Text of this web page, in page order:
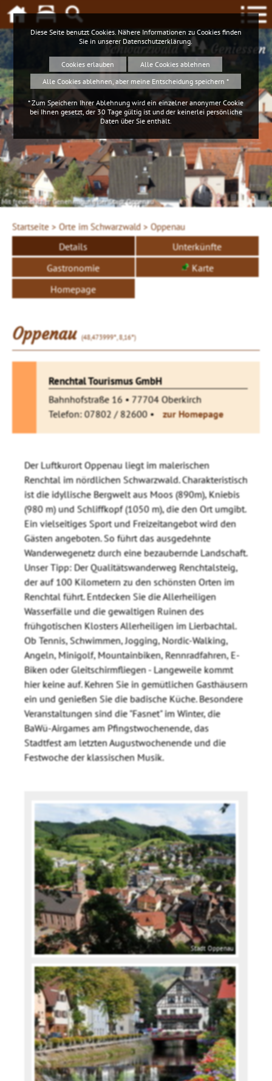
Schwarzwald Geniessen
Mit freundlicher Genehmigung der Stadt Oppenau
Startseite > Orte im Schwarzwald > Oppenau
Details
Unterkünfte
Gastronomie
Karte
Homepage
Oppenau(48,473999°, 8,16°)
Renchtal Tourismus GmbH
Bahnhofstraße 16 • 77704 Oberkirch
Telefon: 07802 / 82600 •
zur Homepage
Der Luftkurort Oppenau liegt im malerischen
Renchtal im nördlichen Schwarzwald. Charakteristisch
ist die idyllische Bergwelt aus Moos (890m), Kniebis
(980 m) und Schliffkopf (1050 m), die den Ort umgibt.
Ein vielseitiges Sport und Freizeitangebot wird den
Gästen angeboten. So führt das ausgedehnte
Wanderwegenetz durch eine bezaubernde Landschaft.
Unser Tipp: Der Qualitätswanderweg Renchtalsteig,
der auf 100 Kilometern zu den schönsten Orten im
Renchtal führt. Entdecken Sie die Allerheiligen
Wasserfälle und die gewaltigen Ruinen des
frühgotischen Klosters Allerheiligen im Lierbachtal.
Ob Tennis, Schwimmen, Jogging, Nordic-Walking,
Angeln, Minigolf, Mountainbiken, Rennradfahren, E-
Biken oder Gleitschirmfliegen - Langeweile kommt
hier keine auf. Kehren Sie in gemütlichen Gasthäusern
ein und genießen Sie die badische Küche. Besondere
Veranstaltungen sind die "Fasnet" im Winter, die
BaWü-Airgames am Pfingstwochenende, das
Stadtfest am letzten Augustwochenende und die
Festwoche der klassischen Musik.
Stadt Oppenau
Diese Seite benutzt Cookies. Nähere Informationen zu Cookies finden
Sie in unserer Datenschutzerklärung.
Cookies erlauben
Alle Cookies ablehnen
Alle Cookies ablehnen, aber meine Entscheidung speichern *
* Zum Speichern Ihrer Ablehnung wird ein einzelner anonymer Cookie
bei Ihnen gesetzt, der 30 Tage gültig ist und der keinerlei persönliche
Daten über Sie enthält.